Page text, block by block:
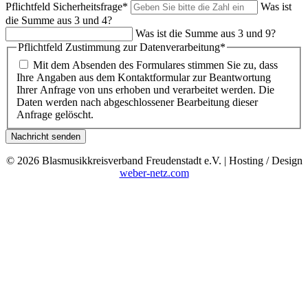
Pflichtfeld Sicherheitsfrage*
Was ist
die Summe aus 3 und 4?
Was ist die Summe aus 3 und 9?
Pflichtfeld Zustimmung zur Datenverarbeitung*
Mit dem Absenden des Formulares stimmen Sie zu, dass
Ihre Angaben aus dem Kontaktformular zur Beantwortung
Ihrer Anfrage von uns erhoben und verarbeitet werden. Die
Daten werden nach abgeschlossener Bearbeitung dieser
Anfrage gelöscht.
Nachricht senden
© 2026 Blasmusikkreisverband Freudenstadt e.V. | Hosting / Design
weber-netz.com